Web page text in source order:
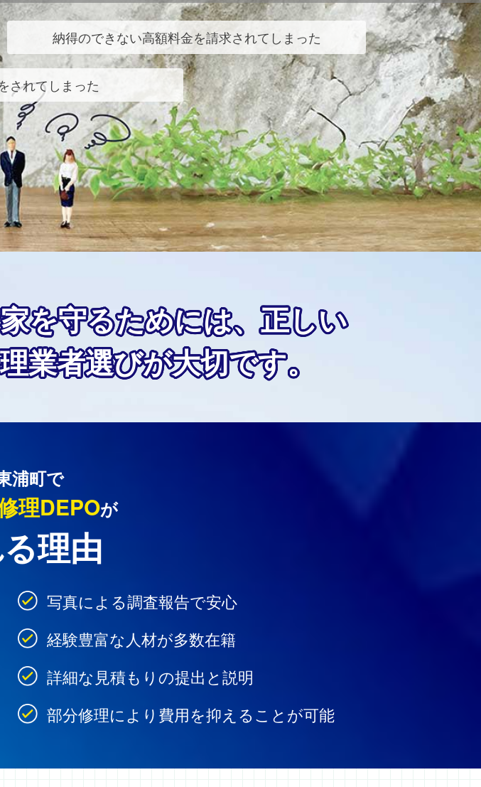
納得のできない高額料金を請求されてしまった
されてしまった
を守るためには、正しい
業者選びが大切です。
浦町で
理DEPOが
理由
写真による調査報告で安心
経験豊富な人材が多数在籍
詳細な見積もりの提出と説明
部分修理により費用を抑えることが可能